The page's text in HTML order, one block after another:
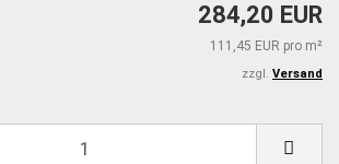
284,20 EUR
111,45 EUR pro m²
zzgl. Versand